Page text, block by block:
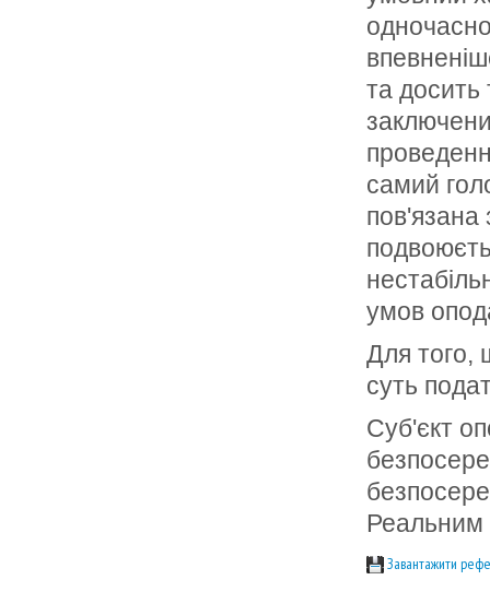
та досить
самий
пов'язана
умов
Для того,
суть
Суб'єкт
Реальним
Завантажити